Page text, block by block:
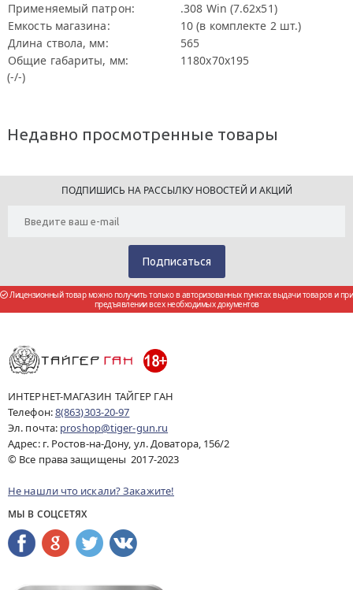
Применяемый патрон:
.308 Win (7.62х51)
Емкость магазина:
10 (в комплекте 2 шт.)
Длина ствола, мм:
565
Общие габариты, мм:
1180х70х195
(-/-)
Недавно просмотренные товары
ПОДПИШИСЬ НА РАССЫЛКУ НОВОСТЕЙ И АКЦИЙ
Лицензионный товар можно получить только в авторизованных пунктах выдачи товаров и при
предъявлении всех необходимых документов
ИНТЕРНЕТ-МАГАЗИН ТАЙГЕР ГАН
Телефон:8(863)303-20-97
Эл. почта: proshop@tiger-gun.ru
Адрес: г. Ростов-на-Дону, ул. Доватора, 156/2
© Все права защищены 2017-2023
Не нашли что искали? Закажите!
МЫ В СОЦСЕТЯХ